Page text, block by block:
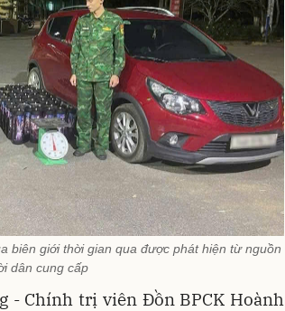
biên giới thời gian qua được phát hiện từ nguồn
dân cung cấp
- Chính trị viên Đồn BPCK Hoành